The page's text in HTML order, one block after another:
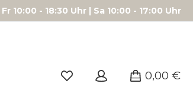
10:00 - 18:30 Uhr | Sa 10:00 - 17:00 Uhr
0,00 €